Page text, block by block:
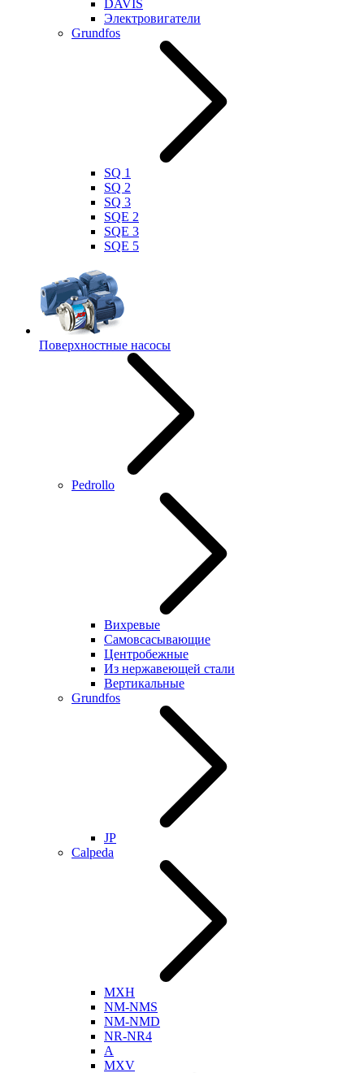
DAVIS
Электровигатели
Grundfos
SQ 1
SQ 2
SQ 3
SQE 2
SQE 3
SQE 5
Поверхностные насосы
Pedrollo
Вихревые
Самовсасывающие
Центробежные
Из нержавеющей стали
Вертикальные
Grundfos
JP
Calpeda
MXH
NM-NMS
NM-NMD
NR-NR4
A
MXV